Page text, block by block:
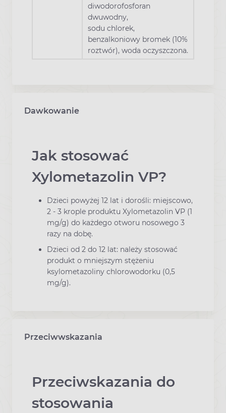
diwodorofosforan
dwuwodny,
sodu chlorek,
benzalkoniowy bromek (10%
roztwór), woda oczyszczona.
Dawkowanie
Jak stosować
Xylometazolin VP?
Dzieci powyżej 12 lat i dorośli: miejscowo,
2 - 3 krople produktu Xylometazolin VP (1
mg/g) do każdego otworu nosowego 3
razy na dobę.
Dzieci od 2 do 12 lat: należy stosować
produkt o mniejszym stężeniu
ksylometazoliny chlorowodorku (0,5
mg/g).
Przeciwwskazania
Przeciwskazania do
stosowania